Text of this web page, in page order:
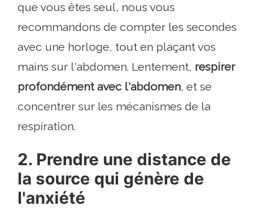
que vous êtes seul, nous vous
recommandons de compter les secondes
avec une horloge, tout en plaçant vos
mains sur l'abdomen. Lentement, respirer
profondément avec l'abdomen, et se
concentrer sur les mécanismes de la
respiration.
2. Prendre une distance de
la source qui génère de
l'anxiété